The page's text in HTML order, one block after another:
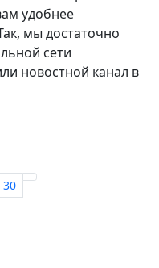
удобнее
мы достаточно
сети
новостной канал в
30